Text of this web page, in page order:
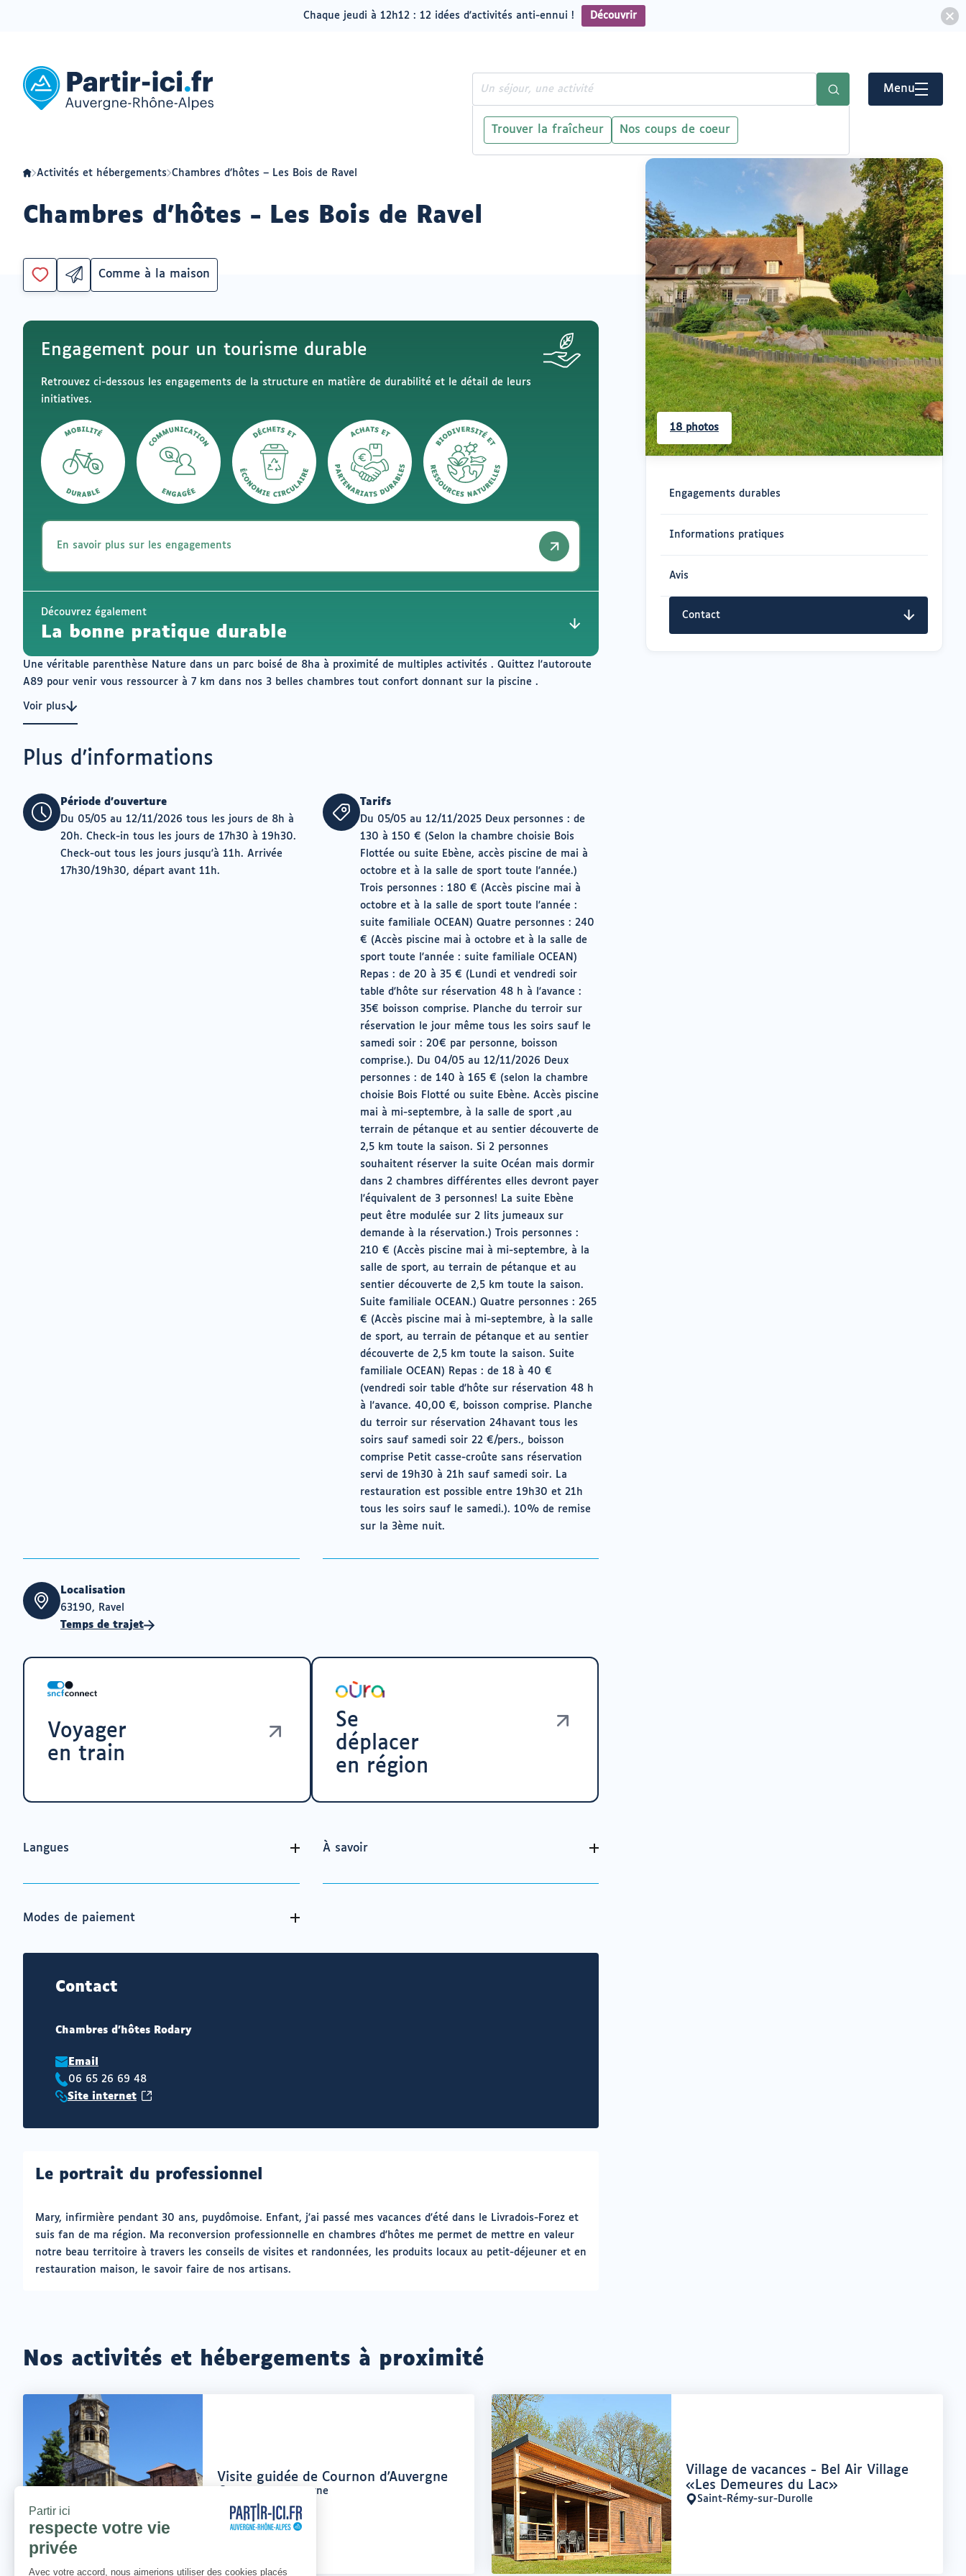
Partir
ici
:
slow-
Rechercher
Trouver la fraîcheur Nos coups de coeur
Menu
Activités et hébergements Chambres d’hôtes – Les Bois de Ravel
Chambres d'hôtes - Les Bois de Ravel
18 photos
rapide
Engagements durables
Informations pratiques
Avis
Contact
Vous
devez
connecté
ajouter
mes
envies
Partager
par
logiciel
de
Catégorie
Comme à la maison
Engagement pour un tourisme durable
Retrouvez ci-dessous les engagements de la structure en matière de durabilité et le détail de leurs
initiatives.
En savoir plus sur les engagements
Découvrez également
La bonne pratique durable
Une véritable parenthèse Nature dans un parc boisé de 8ha à proximité de multiples activités . Quittez l'autoroute
A89 pour venir vous ressourcer à 7 km dans nos 3 belles chambres tout confort donnant sur la piscine .
Voir plus
Plus d'informations
Période d'ouverture
Du 05/05 au 12/11/2026 tous les jours de 8h à
20h. Check-in tous les jours de 17h30 à 19h30.
Check-out tous les jours jusqu'à 11h. Arrivée
17h30/19h30, départ avant 11h.
Tarifs
Du 05/05 au 12/11/2025 Deux personnes : de
130 à 150 € (Selon la chambre choisie Bois
Flottée ou suite Ebène, accès piscine de mai à
octobre et à la salle de sport toute l'année.)
Trois personnes : 180 € (Accès piscine mai à
octobre et à la salle de sport toute l'année :
suite familiale OCEAN) Quatre personnes : 240
€ (Accès piscine mai à octobre et à la salle de
sport toute l'année : suite familiale OCEAN)
Repas : de 20 à 35 € (Lundi et vendredi soir
table d'hôte sur réservation 48 h à l'avance :
35€ boisson comprise. Planche du terroir sur
réservation le jour même tous les soirs sauf le
samedi soir : 20€ par personne, boisson
comprise.). Du 04/05 au 12/11/2026 Deux
personnes : de 140 à 165 € (selon la chambre
choisie Bois Flotté ou suite Ebène. Accès piscine
mai à mi-septembre, à la salle de sport ,au
terrain de pétanque et au sentier découverte de
2,5 km toute la saison. Si 2 personnes
souhaitent réserver la suite Océan mais dormir
dans 2 chambres différentes elles devront payer
l'équivalent de 3 personnes! La suite Ebène
peut être modulée sur 2 lits jumeaux sur
demande à la réservation.) Trois personnes :
210 € (Accès piscine mai à mi-septembre, à la
salle de sport, au terrain de pétanque et au
sentier découverte de 2,5 km toute la saison.
Suite familiale OCEAN.) Quatre personnes : 265
€ (Accès piscine mai à mi-septembre, à la salle
de sport, au terrain de pétanque et au sentier
découverte de 2,5 km toute la saison. Suite
familiale OCEAN) Repas : de 18 à 40 €
(vendredi soir table d'hôte sur réservation 48 h
à l'avance. 40,00 €, boisson comprise. Planche
du terroir sur réservation 24havant tous les
soirs sauf samedi soir 22 €/pers., boisson
comprise Petit casse-croûte sans réservation
servi de 19h30 à 21h sauf samedi soir. La
restauration est possible entre 19h30 et 21h
tous les soirs sauf le samedi.). 10% de remise
sur la 3ème nuit.
Localisation
63190, Ravel
Temps de trajet
Voyager
en train
Se
déplacer
en région
Langues À savoir
Modes de paiement
Contact
Chambres d'hôtes Rodary
Email
Téléphone
06 65 26 69 48
Site
Site internet(ouvrir
un
Le portrait du professionnel
Mary, infirmière pendant 30 ans, puydômoise. Enfant, j'ai passé mes vacances d'été dans le Livradois-Forez et
suis fan de ma région. Ma reconversion professionnelle en chambres d'hôtes me permet de mettre en valeur
notre beau territoire à travers les conseils de visites et randonnées, les produits locaux au petit-déjeuner et en
restauration maison, le savoir faire de nos artisans.
Nos activités et hébergements à proximité
Offre
Visite guidée de Cournon d'Auvergne
Cournon-d'Auvergne
Offre
:
Village de vacances - Bel Air Village
«Les Demeures du Lac»
LieuSaint-Rémy-sur-Durolle
Chaque jeudi à 12h12 : 12 idées d'activités anti-ennui ! Découvrir